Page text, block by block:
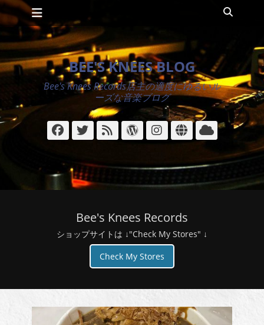
コ
ン
テ
ン
ツ
へ
ッ
プ
メインメニュー
索
BEE'S KNEES BLOG
Bee's Knees Records店主の適度にゆるいル
ーズな音楽ブログ
Facebook
Twitter
ィ
ド
WordPress
Instagram
サ
イ
ク
ラ
ウ
ド
Bee's Knees Records
ショップサイトは ↓"Check My Stores" ↓
Check My Stores